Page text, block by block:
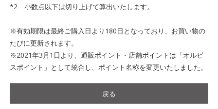
*2 小数点以下は切り上げて算出いたします。
※有効期限は最終ご購入日より180日となっており、お買い物の
たびに更新されます。
※2021年3月1日より、通販ポイント・店舗ポイントは「オルビ
スポイント」として統合し、ポイント名称を変更いたしました。
戻る